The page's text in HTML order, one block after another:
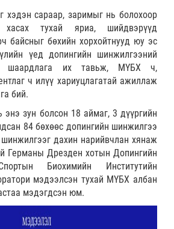
хэдэн сараар, заримыг нь болохоор
тухай яриа, шийдвэрүүд
байсныг бөхийн хорхойтнууд юу эс
үед допингийн шинжилгээний
шаардлага их тавьж, МҮБХ ч,
ч илүү хариуцлагатай ажиллаж
бий.
энэ зун болсон 18 аймаг, 3 дүүргийн
84 бөхөөс допингийн шинжилгээ
дахин нарийвчлан хянаж
Германы Дрезден хотын Допингийн
Биохимийн Институтийн
мэдээлсэн тухай МҮБХ албан
мэдэгдсэн юм.